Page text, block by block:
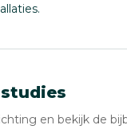
en bekijk de